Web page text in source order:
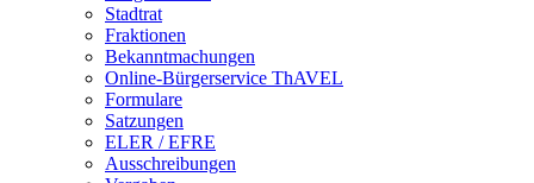
Stadtrat
Fraktionen
Bekanntmachungen
Online-Bürgerservice ThAVEL
Formulare
Satzungen
ELER / EFRE
Ausschreibungen